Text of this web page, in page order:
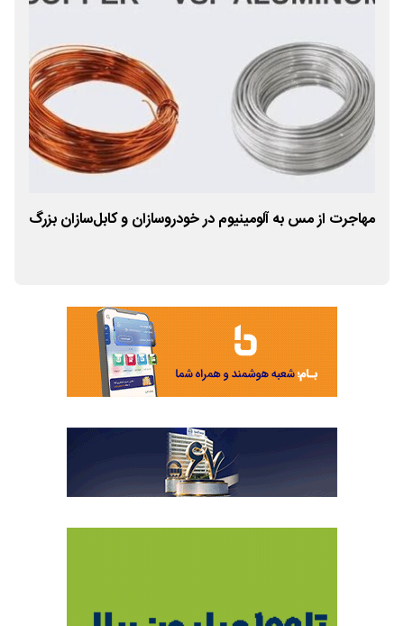
مهاجرت از مس به آلومینیوم در خودروسازان و کابل‌سازان بزرگ